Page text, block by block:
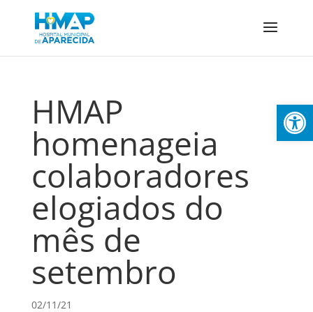
Abrir
HMAP
homenageia
colaboradores
elogiados do
mês de
setembro
02/11/21